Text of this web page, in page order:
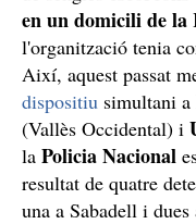
en un domicili de la
l'organització tenia
Així, aquest passat
dispositiu simultani a
(Vallès Occidental) i
la Policia Nacional
resultat de quatre
una a Sabadell i